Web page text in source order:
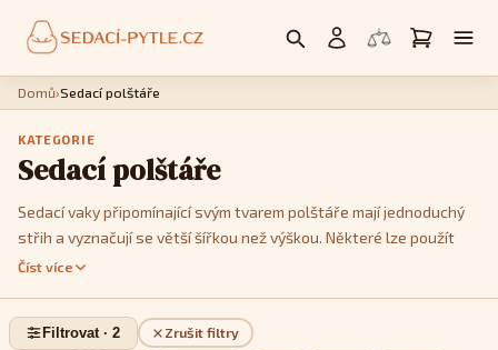
Domů›Sedací polštáře
KATEGORIE
Sedací polštáře
Sedací vaky připomínající svým tvarem polštáře mají jednoduchý
střih a vyznačují se větší šířkou než výškou. Některé lze použít
jako křesla, postavíte li je na kratší hranu. Jedná se především o
pomocí kterých je můžete tvarovat a vykouzlit tak třeba tvar
imitující menší sedačku. Pokud jde o design, můžete si v této sekci
Číst více
Zrušit filtry
Filtrovat · 2